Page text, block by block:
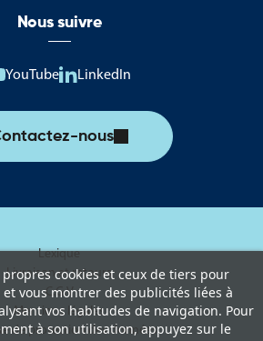
cookies et ceux de tiers pour
vous montrer des publicités liées à
vos habitudes de navigation. Pour
à son utilisation, appuyez sur le
Nous suivre
YouTube LinkedIn
nous
Lexique
Livraison et retours
C.G.V
Mentions légales
de protection des données